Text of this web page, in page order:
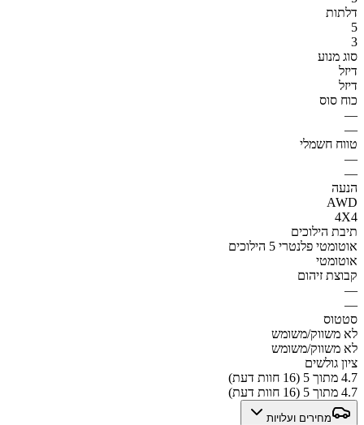
דלתות
5
3
סוג מנוע
דיזל
דיזל
כוח סוס
—
—
טווח חשמלי
—
—
הנעה
AWD
4X4
תיבת הילוכים
אוטומטי פלנטרי 5 הילוכים
אוטומטי
קבוצת זיהום
—
—
סטטוס
לא משווק/משומש
לא משווק/משומש
ציון גולשים
4.7 מתוך 5 (16 חוות דעת)
4.7 מתוך 5 (16 חוות דעת)
מחירים ועלויות